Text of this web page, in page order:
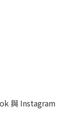
與 Instagram